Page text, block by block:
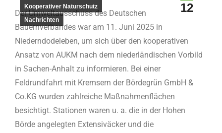
12
Kooperativer Naturschutz
Nachrichten
Der Umweltausschuss des Deutschen
Bauernverbandes war am 11. Juni 2025 in
Niederndodeleben, um sich über den kooperativen
Ansatz von AUKM nach dem niederländischen Vorbild
in Sachen-Anhalt zu informieren. Bei einer
Feldrundfahrt mit Kremsern der Bördegrün GmbH &
Co.KG wurden zahlreiche Maßnahmenflächen
besichtigt. Stationen waren u. a. die in der Hohen
Börde angelegten Extensiväcker und die